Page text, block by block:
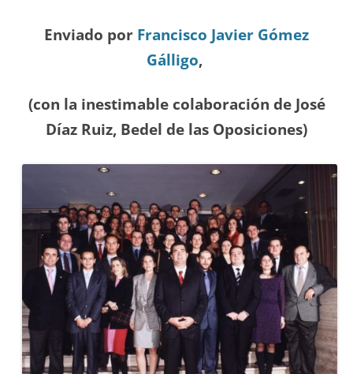
Enviado por Francisco Javier Gómez
Gálligo,
(con la inestimable colaboración de José
Díaz Ruiz, Bedel de las Oposiciones)